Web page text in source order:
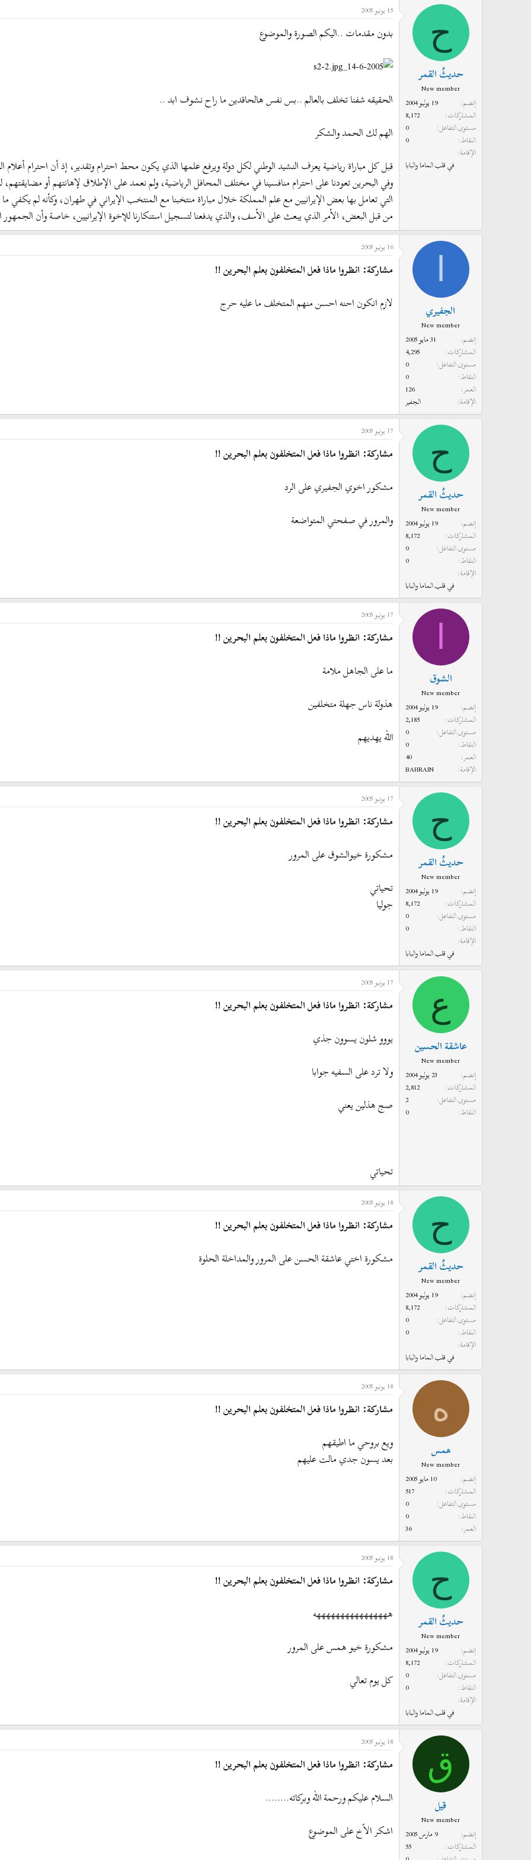
ئ
و
ع
ر
ا
ب
د
ء
ح
حديثُ القمر
New member
إنضم
19 يوليو 2004
المشاركات
8,172
مستوى التفاعل
0
النقاط
0
الإقامة
في قلب الماما والبابا
15 يونيو 2005
بدون مقدمات ..اليكم الصورة والموضوع
الحقيقه شفنا تخلف بالعالم ..بس نفس هالحاقدين ما راح نشوف ابد ..
الهم لك الحمد والشكر
قبل كل مباراة رياضية‮ ‬يعزف النشيد الوطني‮ ‬لكل دولة ويرفع علمها الذي‮ ‬يكون محط احترام وتقدير،‮ ‬إذ أن احترام
وفي‮ ‬البحرين تعودنا على احترام منافسينا في‮ ‬مختلف المحافل الرياضية،‮ ‬ولم نعمد على الإطلاق لإهانتهم أو
التي‮ ‬تعامل بها بعض الإيرانيين مع علم المملكة خلال مباراة منتخبنا مع المنتخب الإيراني‮ ‬في‮ ‬طهران،‮ ‬وكأنه لم‮ ‬يكفي‮
من قبل البعض،‮ ‬الأمر الذي‮ ‬يبعث على الأسف،‮ ‬والذي‮ ‬يدفعنا لتسجيل استنكارنا للإخوة الإيرانيين،‮ ‬خاصة وأن
الجفيري
New member
إنضم
31 مايو 2005
المشاركات
4,295
مستوى التفاعل
0
النقاط
0
العمر
126
الإقامة
الجفير
16 يونيو 2005
مشاركة: انظروا ماذا فعل المتخلفون بعلم البحرين !!
لازم انكون احنه احسن منهم المتخلف ما عليه حرج
ح
حديثُ القمر
New member
إنضم
19 يوليو 2004
المشاركات
8,172
مستوى التفاعل
0
النقاط
0
الإقامة
في قلب الماما والبابا
17 يونيو 2005
مشاركة: انظروا ماذا فعل المتخلفون بعلم البحرين !!
مشكور اخوي الجفيري على الرد
والمرور في صفحتي المتواضعة
الشوق
New member
إنضم
19 يوليو 2004
المشاركات
2,185
مستوى التفاعل
0
النقاط
0
العمر
40
الإقامة
BAHRAIN
17 يونيو 2005
مشاركة: انظروا ماذا فعل المتخلفون بعلم البحرين !!
ما على الجاهل ملامة
هذولة ناس جهلة متخلفين
الله يهديهم
ح
حديثُ القمر
New member
إنضم
19 يوليو 2004
المشاركات
8,172
مستوى التفاعل
0
النقاط
0
الإقامة
في قلب الماما والبابا
17 يونيو 2005
مشاركة: انظروا ماذا فعل المتخلفون بعلم البحرين !!
مشكورة خيوالشوق على المرور
تحياتي
جوليا
ع
عاشقة الحسين
New member
إنضم
23 يوليو 2004
المشاركات
2,812
مستوى التفاعل
2
النقاط
0
17 يونيو 2005
مشاركة: انظروا ماذا فعل المتخلفون بعلم البحرين !!
يووو شلون يسوون جذي
ولا ترد على السفيه جوابا
صج هذلين يعني
تحياتي
ح
حديثُ القمر
New member
إنضم
19 يوليو 2004
المشاركات
8,172
مستوى التفاعل
0
النقاط
0
الإقامة
في قلب الماما والبابا
18 يونيو 2005
مشاركة: انظروا ماذا فعل المتخلفون بعلم البحرين !!
مشكورة اختي عاشقة الحسن على المرور والمداخلة الحلوة
ه
همس
New member
إنضم
10 مايو 2005
المشاركات
517
مستوى التفاعل
0
النقاط
0
العمر
36
18 يونيو 2005
مشاركة: انظروا ماذا فعل المتخلفون بعلم البحرين !!
ويع بروحي ما اطيقهم
بعد يسون جدي مالت عليهم
ح
حديثُ القمر
New member
إنضم
19 يوليو 2004
المشاركات
8,172
مستوى التفاعل
0
النقاط
0
الإقامة
في قلب الماما والبابا
18 يونيو 2005
مشاركة: انظروا ماذا فعل المتخلفون بعلم البحرين !!
ههههههههههههههههه
مشكورة خيو همس على المرور
كل يوم تعالي
ق
قيل
New member
إنضم
9 مارس 2005
المشاركات
55
18 يونيو 2005
مشاركة: انظروا ماذا فعل المتخلفون بعلم البحرين !!
السلام عليكم ورحمة الله وبركاته........
اشكر الأخ على الموضوع